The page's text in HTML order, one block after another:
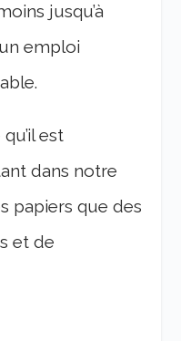
jusqu’à
emploi
est
dans notre
papiers que des
et de